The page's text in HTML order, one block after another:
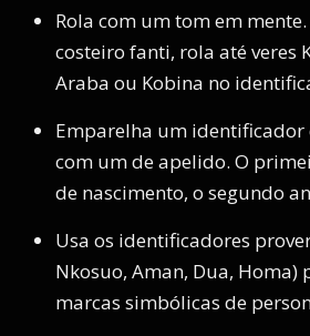
Rola com um tom em
costeiro fanti, rola até veres
Araba ou Kobina no
Emparelha um identificador
com um de apelido. O
de nascimento, o segundo
Usa os identificadores
Nkosuo, Aman, Dua, Homa)
marcas simbólicas de